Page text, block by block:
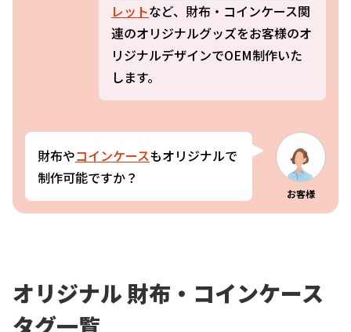
レットなど、財布・コインケース関
連のオリジナルグッズをお客様のオ
リジナルデザインでOEM制作いた
します。
お客様
財布やコインケースもオリジナルで
制作可能ですか？
スタッフ
、 ファスナー付きミニ財布
せ替え財布 、 ミニウォレット など多
オリジナル 財布・コインケース